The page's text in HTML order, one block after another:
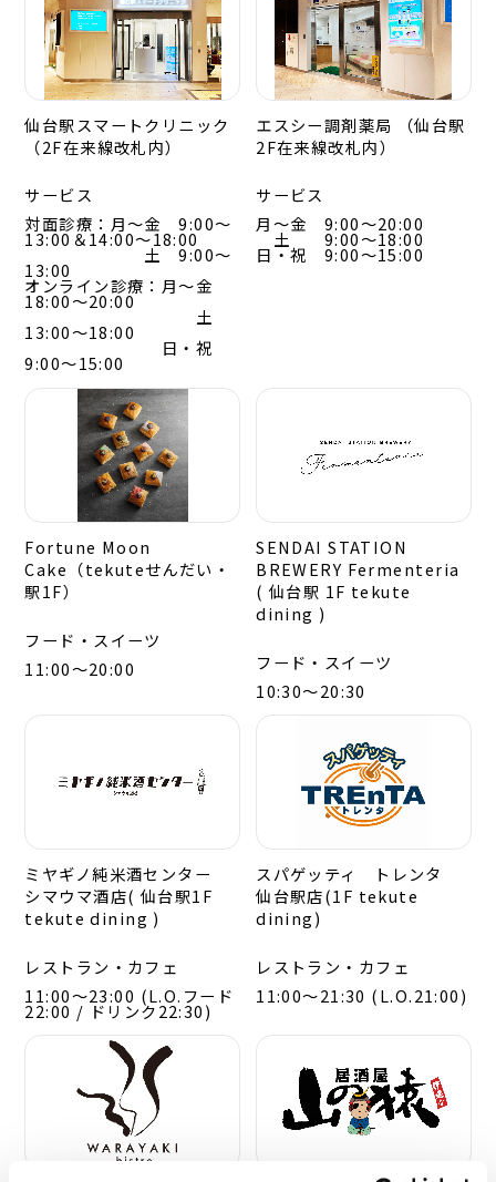
仙台駅スマートクリニック
（2F在来線改札内）
サービス
対面診療：月～金 9:00～
13:00＆14:00～18:00
土 9:00～
13:00
オンライン診療：月～金
18:00～20:00
土
13:00～18:00
日・祝
9:00～15:00
エスシー調剤薬局 （仙台駅
2F在来線改札内）
サービス
月～金 9:00～20:00
土 9:00～18:00
日・祝 9:00～15:00
Fortune Moon
Cake（tekuteせんだい・
駅1F）
フード・スイーツ
11:00～20:00
SENDAI STATION
BREWERY Fermenteria
( 仙台駅 1F tekute
dining )
フード・スイーツ
10:30～20:30
ミヤギノ純米酒センター
シマウマ酒店( 仙台駅1F
tekute dining )
レストラン・カフェ
11:00〜23:00 (L.O.フード
22:00 / ドリンク22:30)
スパゲッティ トレンタ
仙台駅店(1F tekute
dining)
レストラン・カフェ
11:00～21:30 (L.O.21:00)